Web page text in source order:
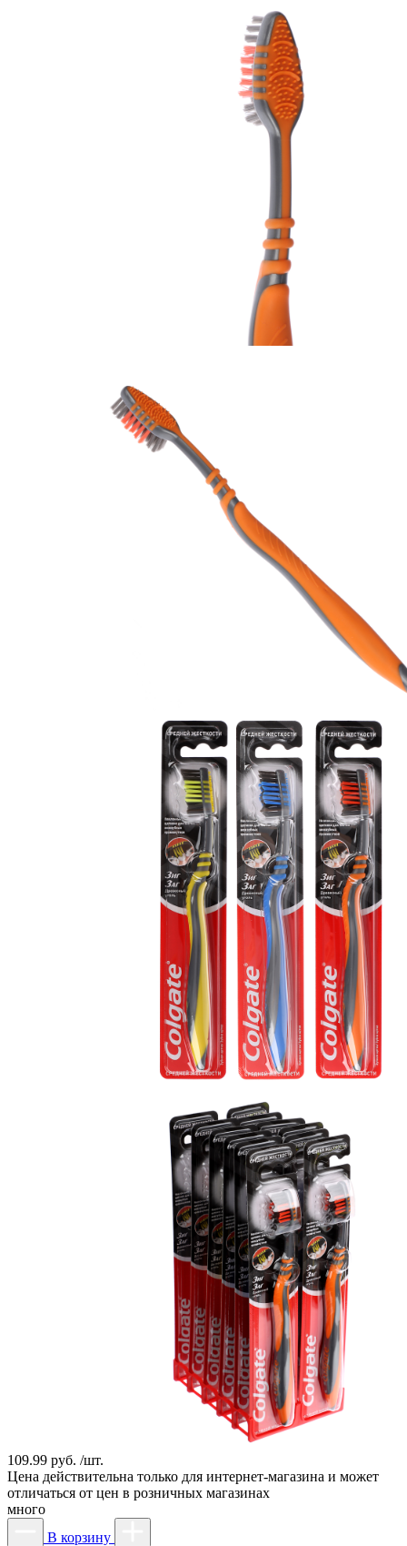
109.99 руб. /шт.
Цена действительна только для интернет-магазина и может
отличаться от цен в розничных магазинах
много
В корзину